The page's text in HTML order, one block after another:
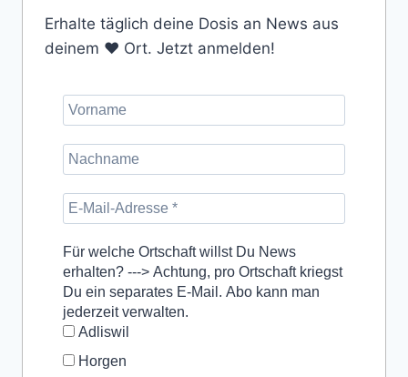
Erhalte täglich deine Dosis an News aus
deinem ❤️ Ort. Jetzt anmelden!
Für welche Ortschaft willst Du News
erhalten? ---> Achtung, pro Ortschaft kriegst
Du ein separates E-Mail. Abo kann man
jederzeit verwalten.
Adliswil
Horgen